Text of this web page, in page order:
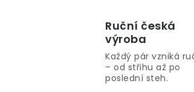
Ruční česká
výroba
Každý pár vzniká
– od střihu až po
poslední steh.